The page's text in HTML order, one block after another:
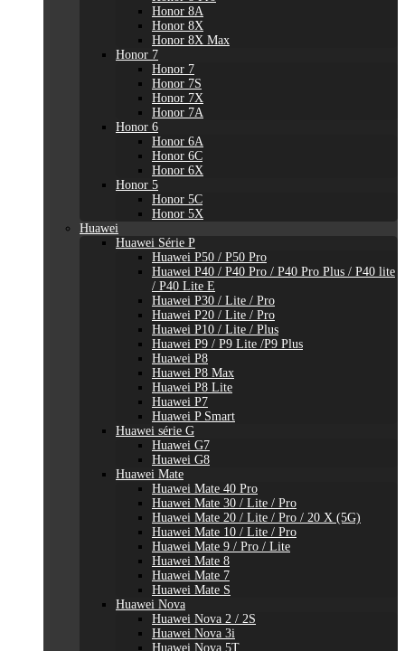
Honor 8A
Honor 8X
Honor 8X Max
Honor 7
Honor 7
Honor 7S
Honor 7X
Honor 7A
Honor 6
Honor 6A
Honor 6C
Honor 6X
Honor 5
Honor 5C
Honor 5X
Huawei
Huawei Série P
Huawei P50 / P50 Pro
Huawei P40 / P40 Pro / P40 Pro Plus / P40 lite
/ P40 Lite E
Huawei P30 / Lite / Pro
Huawei P20 / Lite / Pro
Huawei P10 / Lite / Plus
Huawei P9 / P9 Lite /P9 Plus
Huawei P8
Huawei P8 Max
Huawei P8 Lite
Huawei P7
Huawei P Smart
Huawei série G
Huawei G7
Huawei G8
Huawei Mate
Huawei Mate 40 Pro
Huawei Mate 30 / Lite / Pro
Huawei Mate 20 / Lite / Pro / 20 X (5G)
Huawei Mate 10 / Lite / Pro
Huawei Mate 9 / Pro / Lite
Huawei Mate 8
Huawei Mate 7
Huawei Mate S
Huawei Nova
Huawei Nova 2 / 2S
Huawei Nova 3i
Huawei Nova 5T